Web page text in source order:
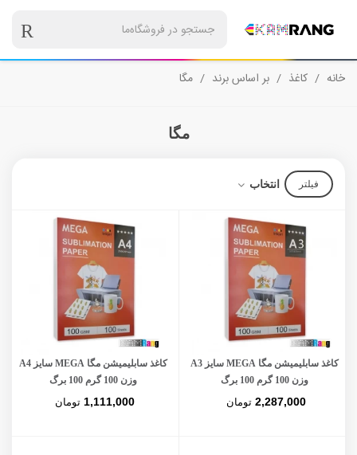
خانه / کاغذ / بر اساس برند / مگا
مگا
فیلتر انتخاب
کاغذ سابلیمیشن مگا MEGA سایز A3
وزن 100 گرم 100 برگ
2,287,000 تومان
کاغذ سابلیمیشن مگا MEGA سایز A4
وزن 100 گرم 100 برگ
1,111,000 تومان